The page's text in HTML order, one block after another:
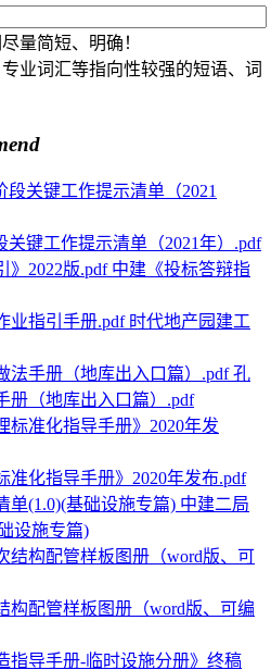
量简短、明确！
业词汇等指向性较强的短语、词
关键工作提示清单（2021年）.pdf
中建《投标答辩指
时代地产园建工
孔
册（地库出入口篇）.pdf
准化指导手册》2020年发布.pdf
中建二局
设施专篇)
构配管样板图册（word版、可编